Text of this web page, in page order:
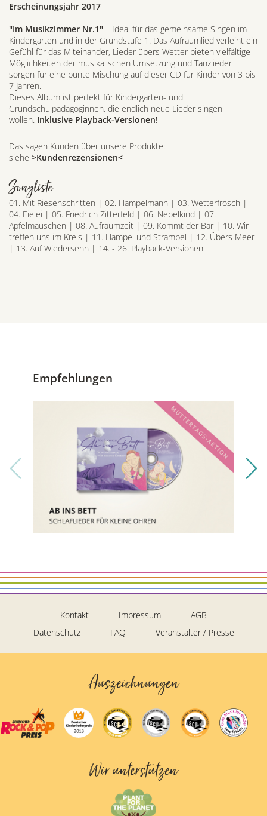
Erscheinungsjahr 2017
"Im Musikzimmer Nr.1" – Ideal für das gemeinsame Singen im
Kindergarten und in der Grundstufe 1. Das Aufräumlied verleiht ein
Gefühl für das Miteinander, Lieder übers Wetter bieten vielfältige
Möglichkeiten der musikalischen Umsetzung und Tanzlieder
sorgen für eine bunte Mischung auf dieser CD für Kinder von 3 bis
7 Jahren.
Dieses Album ist perfekt für Kindergarten- und
Grundschulpädagoginnen, die endlich neue Lieder singen
wollen. Inklusive Playback-Versionen!
Das sagen Kunden über unsere Produkte:
siehe >Kundenrezensionen<
Songliste
01. Mit Riesenschritten | 02. Hampelmann | 03. Wetterfrosch |
04. Eieiei | 05. Friedrich Zitterfeld | 06. Nebelkind | 07.
Apfelmäuschen | 08. Aufräumzeit | 09. Kommt der Bär | 10. Wir
treffen uns im Kreis | 11. Hampel und Strampel | 12. Übers Meer
| 13. Auf Wiedersehn | 14. - 26. Playback-Versionen
Empfehlungen
Kontakt Impressum
AGB
Datenschutz
FAQ Veranstalter / Presse
Auszeichnungen
Wir unterstützen